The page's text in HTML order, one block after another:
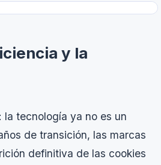
y la
la tecnología ya no es un
de transición, las marcas
definitiva de las cookies